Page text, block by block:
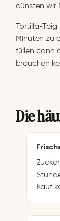
dünsten wir
Tortilla-
Minuten zu
füllen dann
brauchen
Die
Kauf